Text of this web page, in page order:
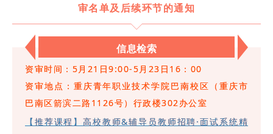
审名单及后续环节的通知
信息检索
资审时间：5月21日9:00-5月23日16：00
资审地点：重庆青年职业技术学院巴南校区（重庆市
巴南区箭滨二路1126号）行政楼302办公室
【推荐课程】高校教师&辅导员教师招聘·面试系统精